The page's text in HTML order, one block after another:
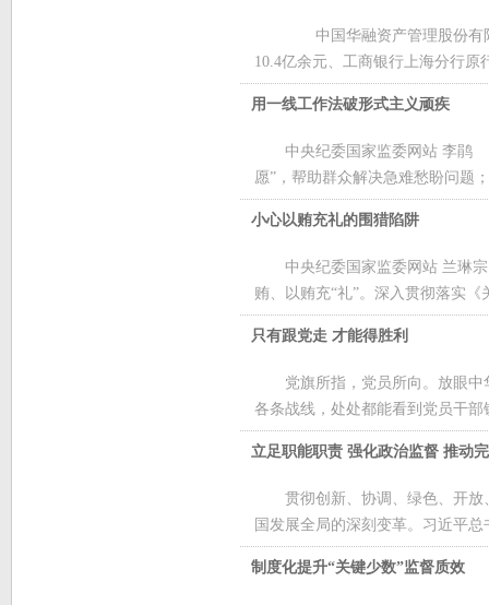
中国华融资产管理股份有
10.4亿余元、工商银行上海分行
用一线工作法破形式主义顽疾
中央纪委国家监委网站 李鹃
愿”，帮助群众解决急难愁盼问题
小心以贿充礼的围猎陷阱
中央纪委国家监委网站 兰琳
贿、以贿充“礼”。深入贯彻落实
只有跟党走 才能得胜利
党旗所指，党员所向。放眼
各条战线，处处都能看到党员干
立足职能职责 强化政治监督 推动
贯彻创新、协调、绿色、开
国发展全局的深刻变革。习近平
制度化提升“关键少数”监督质效